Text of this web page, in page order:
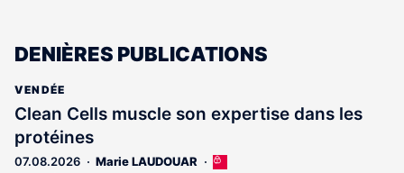
DENIÈRES PUBLICATIONS
VENDÉE
Clean Cells muscle son expertise dans les
protéines
07.08.2026 Marie LAUDOUAR
Cet